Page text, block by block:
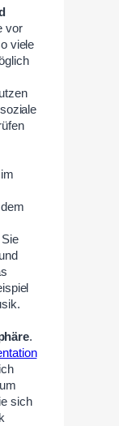
vor
viele
.
sich